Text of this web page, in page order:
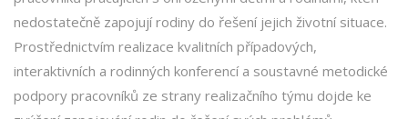
nedostatečně zapojují rodiny do řešení jejich životní situace.
Prostřednictvím realizace kvalitních případových,
interaktivních a rodinných konferencí a soustavné metodické
podpory pracovníků ze strany realizačního týmu dojde ke